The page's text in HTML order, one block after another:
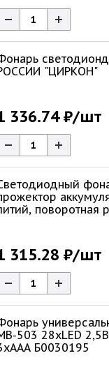
"ЦИРКОН"
336.74 ₽/шт
поворотная
315.28 ₽/шт
503 28xLED
Б0030195